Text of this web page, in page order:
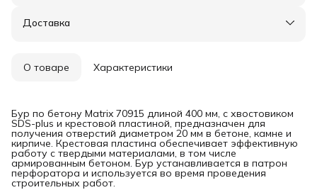
Удобный возврат
Доставка
О товаре Характеристики
Бур по бетону Matrix 70915 длиной 400 мм, с хвостовиком
SDS-plus и крестовой пластиной, предназначен для
получения отверстий диаметром 20 мм в бетоне, камне и
кирпиче. Крестовая пластина обеспечивает эффективную
работу с твердыми материалами, в том числе
армированным бетоном. Бур устанавливается в патрон
перфоратора и используется во время проведения
строительных работ.